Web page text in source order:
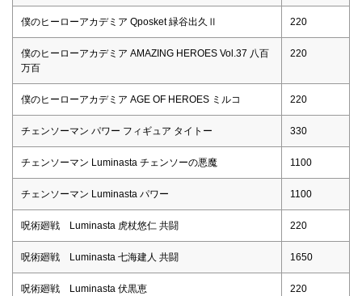
僕のヒーローアカデミア Qposket 緑谷出久Ⅱ 220
僕のヒーローアカデミア AMAZING HEROES Vol.37 八百
万百
220
僕のヒーローアカデミア AGE OF HEROES ミルコ 220
チェンソーマン パワー フィギュア タイトー 330
チェンソーマン Luminasta チェンソーの悪魔 1100
チェンソーマン Luminasta パワー 1100
呪術廻戦 Luminasta 虎杖悠仁 共闘 220
呪術廻戦 Luminasta 七海建人 共闘 1650
呪術廻戦 Luminasta 伏黒恵 220